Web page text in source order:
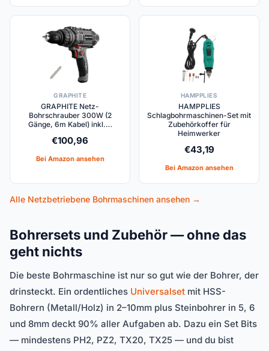
GRAPHITE
GRAPHITE Netz-
Bohrschrauber 300W (2
Gänge, 6m Kabel) inkl.…
€100,96
Bei Amazon ansehen
HAMPPLIES
HAMPPLIES
Schlagbohrmaschinen-Set mit
Zubehörkoffer für
Heimwerker
€43,19
Bei Amazon ansehen
Alle Netzbetriebene Bohrmaschinen ansehen →
Bohrersets und Zubehör — ohne das
geht nichts
Die beste Bohrmaschine ist nur so gut wie der Bohrer, der
drinsteckt. Ein ordentliches Universalset mit HSS-
Bohrern (Metall/Holz) in 2–10mm plus Steinbohrer in 5, 6
und 8mm deckt 90% aller Aufgaben ab. Dazu ein Set Bits
— mindestens PH2, PZ2, TX20, TX25 — und du bist